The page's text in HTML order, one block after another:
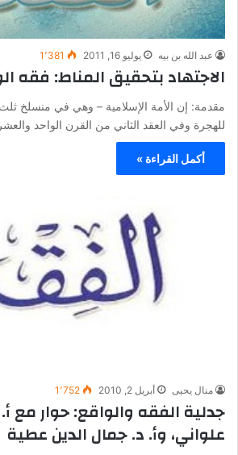
عبد الله بن بيه يوليو 16, 2011 1٬381
الاجتهاد بتحقيق المناط: فقه
مقدمة: إن الأمة الإسلامية – وهي في منسلخ
للهجرة وفي العقد الثاني من القرن الواحد
أكمل القراءة »
منال يحيى أبريل 2, 2010 1٬752
جدلية الفقه والواقع: حوار مع
علواني، وأ. د. جمال الدين عطية